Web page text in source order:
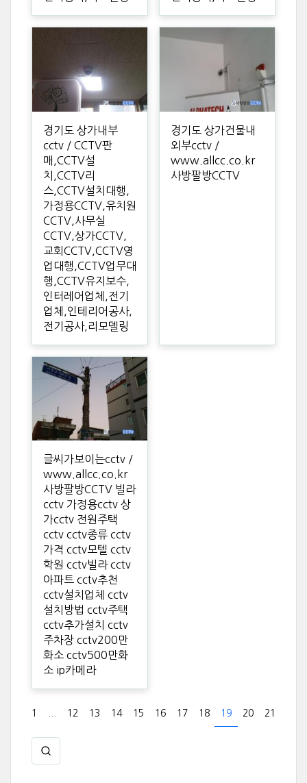
경기도 상가내부
cctv / CCTV판
매,CCTV설
치,CCTV리
스,CCTV설치대행,
가정용CCTV,유치원
CCTV,사무실
CCTV,상가CCTV,
교회CCTV,CCTV영
업대행,CCTV업무대
행,CCTV유지보수,
인터레어업체,전기
업체,인테리어공사,
전기공사,리모델링
경기도 상가건물내
외부cctv /
www.allcc.co.kr
사방팔방CCTV
글씨가보이는cctv /
www.allcc.co.kr
사방팔방CCTV 빌라
cctv 가정용cctv 상
가cctv 전원주택
cctv cctv종류 cctv
가격 cctv모텔 cctv
학원 cctv빌라 cctv
아파트 cctv추천
cctv설치업체 cctv
설치방법 cctv주택
cctv추가설치 cctv
주차장 cctv200만
화소 cctv500만화
소 ip카메라
1 12 13 14 15 16 17 18 19 20 21